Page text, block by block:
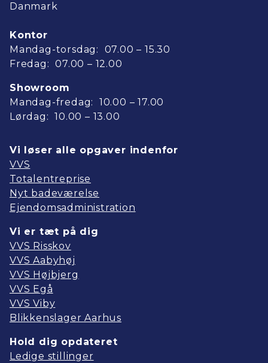
Danmark
Kontor
Mandag-torsdag: 07.00 – 15.30
Fredag: 07.00 – 12.00
Showroom
Mandag-fredag: 10.00 – 17.00
Lørdag: 10.00 – 13.00
Vi løser alle opgaver indenfor
VVS
Totalentreprise
Nyt badeværelse
Ejendomsadministration
Vi er tæt på dig
VVS Risskov
VVS Aabyhøj
​VVS Højbjerg
​VVS Egå
VVS Viby
Blikkenslager Aarhus
Hold dig opdateret
Ledige stillinger